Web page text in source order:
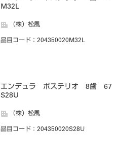
M32L
（株）松風
品目コード ：204350020M32L
エンデュラ ポステリオ 8歯 67
S28U
（株）松風
品目コード ：204350020S28U